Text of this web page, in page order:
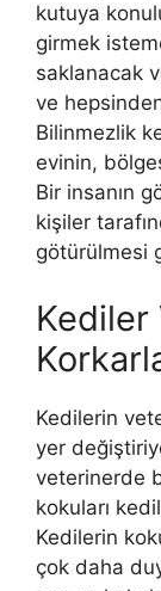
kutuya
girmek
saklanacak
ve
Bilinmezlik
evinin,
Bir insanın
kişiler
götürülmesi
Kedilerin
yer
veterinerde
kokuları
Kedilerin
çok daha